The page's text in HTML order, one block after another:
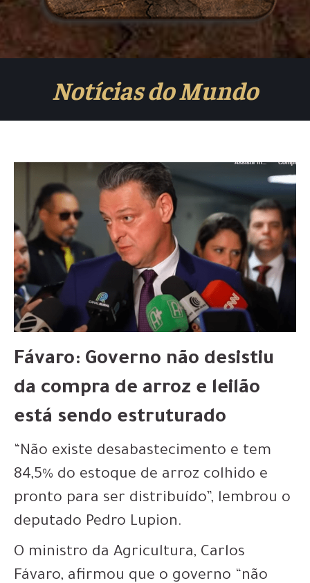
Notícias do Mundo
Fávaro: Governo não desistiu
da compra de arroz e leilão
está sendo estruturado
“Não existe desabastecimento e tem
84,5% do estoque de arroz colhido e
pronto para ser distribuído”, lembrou o
deputado Pedro Lupion.
O ministro da Agricultura, Carlos
Fávaro, afirmou que o governo “não